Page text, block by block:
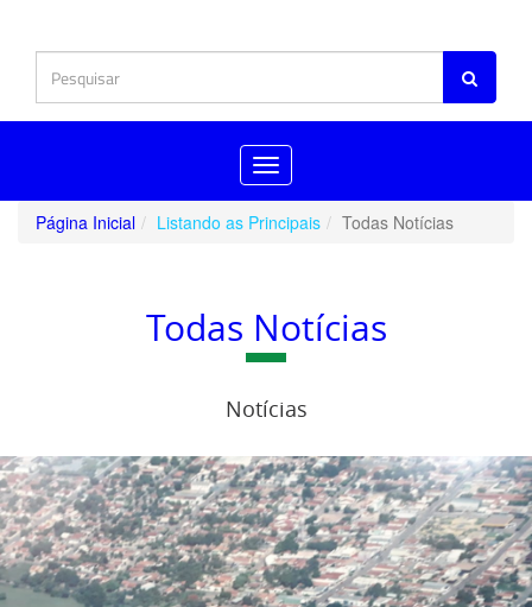
Toggle
navigation
Página Inicial
Listando as Principais Todas Notícias
Todas Notícias
Notícias